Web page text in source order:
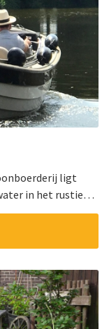
ligt
in het rustieke
Plassen. Het